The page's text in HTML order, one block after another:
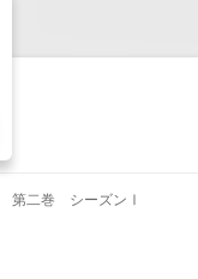
第二巻 シーズンⅠ